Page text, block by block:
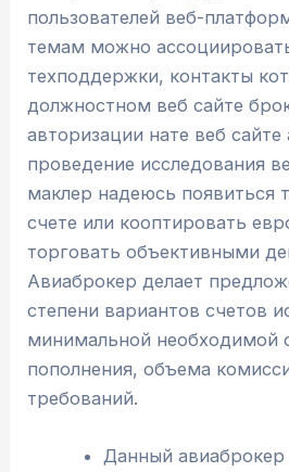
пользователей веб-
темам можно
техподдержки, контакты
должностном веб сайте
авторизации нате веб сайте
проведение исследования
маклер надеюсь появиться
счете или кооптировать
торговать объективными
Авиаброкер делает
степени вариантов счетов
минимальной необходимой
пополнения, объема
требований.
Данный авиаброкер